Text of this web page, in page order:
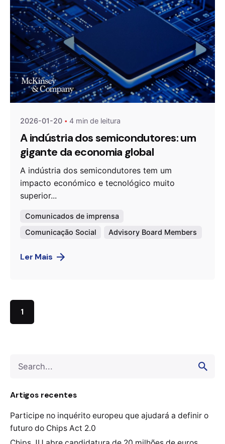
for
Artigos recentes
Participe no inquérito europeu que ajudará a definir o
futuro do Chips Act 2.0
Publicado por
Agenda da Microeletrónica
2026-01-20 4 min de leitura
A indústria dos semicondutores: um
gigante da economia global
A indústria dos semicondutores tem um
impacto económico e tecnológico muito
superior...
Comunicados de imprensa
Comunicação Social
Advisory Board Members
Ler Mais
1